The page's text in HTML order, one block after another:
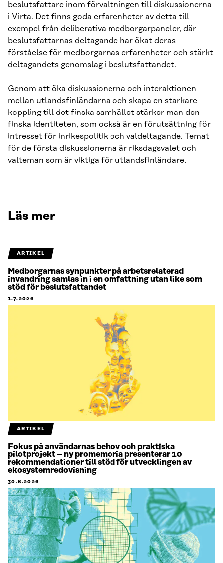
beslutsfattare inom förvaltningen till diskussionerna
i Virta. Det finns goda erfarenheter av detta till
exempel från deliberativa medborgarpaneler, där
beslutsfattarnas deltagande har ökat deras
förståelse för medborgarnas erfarenheter och stärkt
deltagandets genomslag i beslutsfattandet.
Genom att öka diskussionerna och interaktionen
mellan utlandsfinländarna och skapa en starkare
koppling till det finska samhället stärker man den
finska identiteten, som också är en förutsättning för
intresset för inrikespolitik och valdeltagande. Temat
för de första diskussionerna är riksdagsvalet och
valteman som är viktiga för utlandsfinländare.
Läs mer
ARTIKEL
Medborgarnas synpunkter på arbetsrelaterad
invandring samlas in i en omfattning utan like som
stöd för beslutsfattandet
1.7.2026
ARTIKEL
Fokus på användarnas behov och praktiska
pilotprojekt – ny promemoria presenterar 10
rekommendationer till stöd för utvecklingen av
ekosystemredovisning
30.6.2026